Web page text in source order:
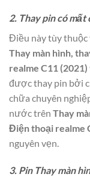
2. Thay pin có
Điều này tùy thuộc
Thay màn hình,
realme C11
được thay pin bởi
chữa chuyên
nước trên Thay
Điện thoại realme
nguyên vẹn.
3. Pin Thay màn